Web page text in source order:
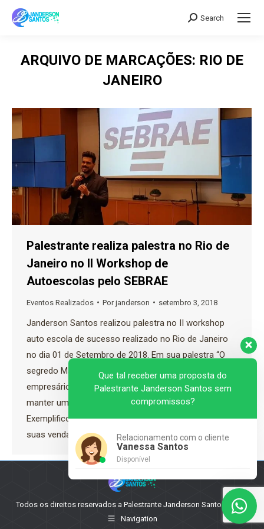
Search:
Search
ARQUIVO DE MARCAÇÕES: RIO DE
JANEIRO
Palestrante realiza palestra no Rio de
Janeiro no II Workshop de
Autoescolas pelo SEBRAE
Eventos Realizados Porjanderson setembro 3, 2018
Janderson Santos realizou palestra no II workshop
auto escola de sucesso realizado no Rio de Janeiro
no dia 01 de Setembro de 2018. Em sua palestra “O
segredo Mágico das Vendas” Janderson alertou os
empresários presentes sobre a importância de
manter uma gestão focada em resultados.
Exemplificou como os participantes podem aumentar
suas vendas com…
Todos os direitos reservados a Palestrante Janderson Santos - 2025
Navigation
Que tal receber uma proposta do
Palestrante Janderson Santos sem
compromissos?
Relacionamento com o cliente
Vanessa Santos
Disponível